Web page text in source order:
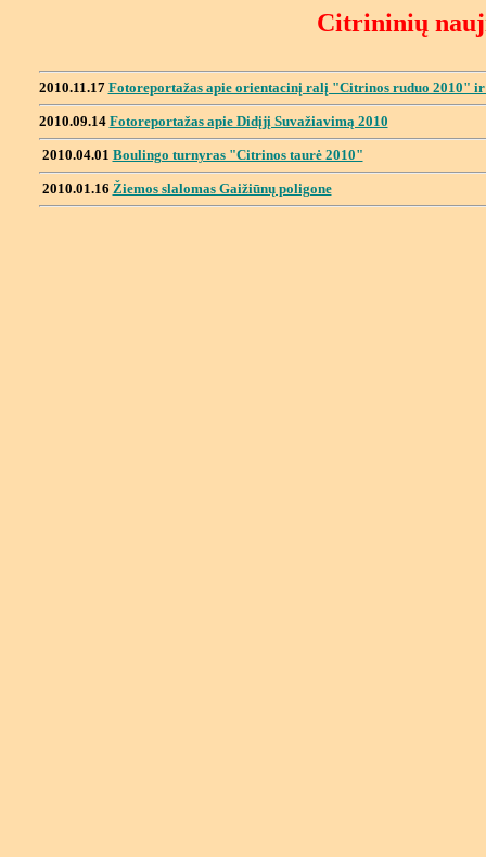
Citrininių
2010.11.17 Fotoreportažas apie orientacinį ralį "Citrinos ruduo 2010"
2010.09.14 Fotoreportažas apie Didįjį Suvažiavimą 2010
2010.04.01 Boulingo turnyras "Citrinos taurė 2010"
2010.01.16 Žiemos slalomas Gaižiūnų poligone